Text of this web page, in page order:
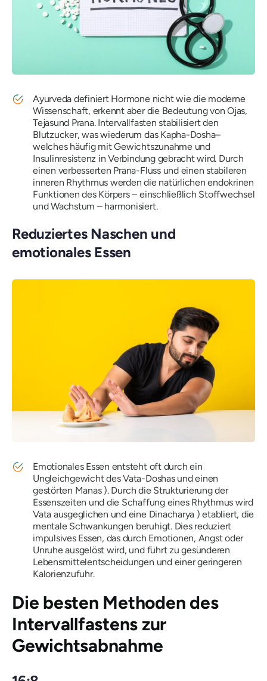
Ayurveda definiert Hormone nicht wie die moderne
Wissenschaft, erkennt aber die Bedeutung vonOjas,
Tejasund Prana. Intervallfasten stabilisiert den
Blutzucker, was wiederum das Kapha-Dosha–
welches häufig mit Gewichtszunahme und
Insulinresistenz in Verbindung gebracht wird. Durch
einen verbesserten Prana-Fluss und einen stabileren
inneren Rhythmus werden die natürlichen endokrinen
Funktionen des Körpers – einschließlich Stoffwechsel
und Wachstum – harmonisiert.
Reduziertes Naschen und
emotionales Essen
Emotionales Essen entsteht oft durch ein
Ungleichgewichtdes Vata-Doshasund einen
gestörten Manas). Durch die Strukturierung der
Essenszeiten und die Schaffung eines Rhythmus wird
Vata ausgeglichen und eine Dinacharya ) etabliert, die
mentale Schwankungen beruhigt. Dies reduziert
impulsives Essen, das durch Emotionen, Angst oder
Unruhe ausgelöst wird, und führt zu gesünderen
Lebensmittelentscheidungen und einer geringeren
Kalorienzufuhr.
Die besten Methoden des
Intervallfastens zur
Gewichtsabnahme